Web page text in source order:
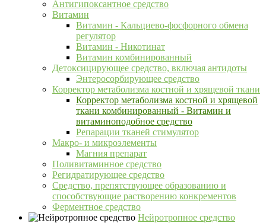
Антигипоксантное средство
Витамин
Витамин - Кальциево-фосфорного обмена
регулятор
Витамин - Никотинат
Витамин комбинированный
Детоксицирующее средство, включая антидоты
Энтеросорбирующее средство
Корректор метаболизма костной и хрящевой ткани
Корректор метаболизма костной и хрящевой
ткани комбинированный - Витамин и
витаминоподобное средство
Репарации тканей стимулятор
Макро- и микроэлементы
Магния препарат
Поливитаминное средство
Регидратирующее средство
Средство, препятствующее образованию и
способствующие растворению конкрементов
Ферментное средство
Нейротропное средство